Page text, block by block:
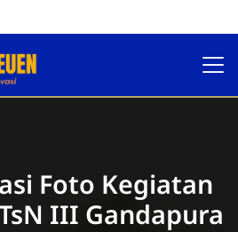
11 Bireuen
Foto Kegiatan
III Gandapura